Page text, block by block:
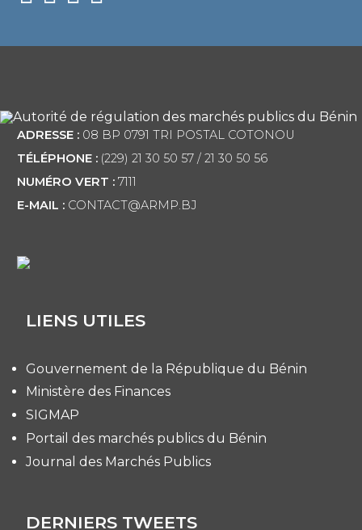
ADRESSE :08 BP 0791 TRI POSTAL COTONOU
TÉLÉPHONE :(229) 21 30 50 57 / 21 30 50 56
NUMÉRO VERT :7111
E-MAIL :CONTACT@ARMP.BJ
LIENS UTILES
Gouvernement de la République du Bénin
Ministère des Finances
SIGMAP
Portail des marchés publics du Bénin
Journal des Marchés Publics
DERNIERS TWEETS